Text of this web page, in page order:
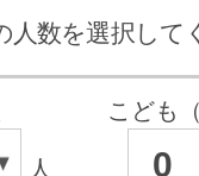
人数を選択して
人
こども
0